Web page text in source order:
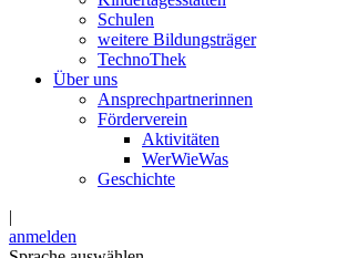
Schulen
weitere Bildungsträger
TechnoThek
Über uns
Ansprechpartnerinnen
Förderverein
Aktivitäten
WerWieWas
Geschichte
|
anmelden